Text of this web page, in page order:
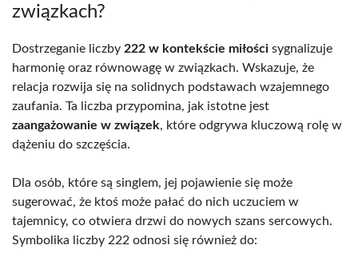
związkach?
Dostrzeganie liczby 222 w kontekście miłości sygnalizuje
harmonię oraz równowagę w związkach. Wskazuje, że
relacja rozwija się na solidnych podstawach wzajemnego
zaufania. Ta liczba przypomina, jak istotne jest
zaangażowanie w związek, które odgrywa kluczową rolę w
dążeniu do szczęścia.
Dla osób, które są singlem, jej pojawienie się może
sugerować, że ktoś może pałać do nich uczuciem w
tajemnicy, co otwiera drzwi do nowych szans sercowych.
Symbolika liczby 222 odnosi się również do: